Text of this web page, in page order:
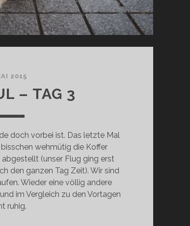
2015
– TAG 3
doch vorbei ist. Das letzte Mal
wehmütig die Koffer
(unser Flug ging erst
den ganzen Tag Zeit). Wir sind
Wieder eine völlig andere
im Vergleich zu den Vortagen
ruhig.